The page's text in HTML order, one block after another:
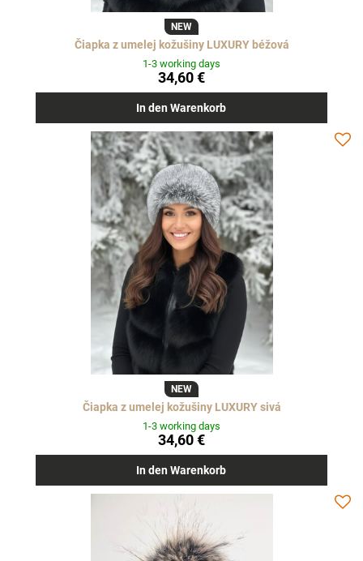
NEW
Čiapka z umelej kožušiny LUXURY béžová
1-3 working days
34,60 €
In den Warenkorb
NEW
Čiapka z umelej kožušiny LUXURY sivá
1-3 working days
34,60 €
In den Warenkorb